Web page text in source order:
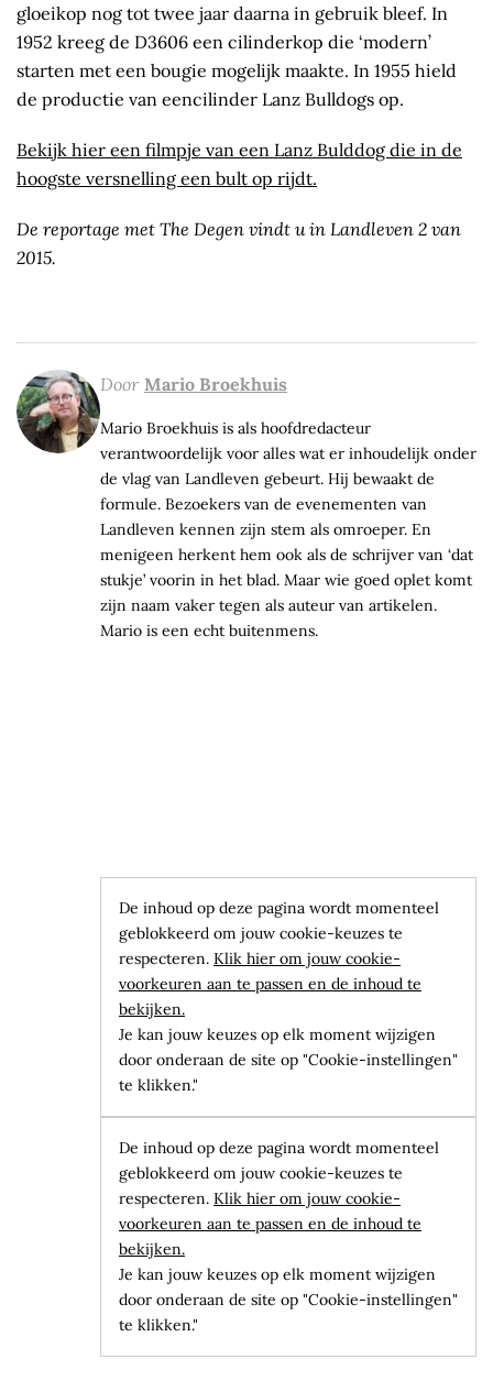
gloeikop nog tot twee jaar daarna in gebruik bleef. In
1952 kreeg de D3606 een cilinderkop die ‘modern’
starten met een bougie mogelijk maakte. In 1955 hield
de productie van eencilinder Lanz Bulldogs op.
Bekijk hier een filmpje van een Lanz Bulddog die in de
hoogste versnelling een bult op rijdt.
De reportage met The Degen vindt u in Landleven 2 van
2015.
Door Mario Broekhuis
Mario Broekhuis is als hoofdredacteur
verantwoordelijk voor alles wat er inhoudelijk onder
de vlag van Landleven gebeurt. Hij bewaakt de
formule. Bezoekers van de evenementen van
Landleven kennen zijn stem als omroeper. En
menigeen herkent hem ook als de schrijver van ‘dat
stukje’ voorin in het blad. Maar wie goed oplet komt
zijn naam vaker tegen als auteur van artikelen.
Mario is een echt buitenmens.
De inhoud op deze pagina wordt momenteel
geblokkeerd om jouw cookie-keuzes te
respecteren. Klik hier om jouw cookie-
voorkeuren aan te passen en de inhoud te
bekijken.
Je kan jouw keuzes op elk moment wijzigen
door onderaan de site op "Cookie-instellingen"
te klikken."
De inhoud op deze pagina wordt momenteel
geblokkeerd om jouw cookie-keuzes te
respecteren. Klik hier om jouw cookie-
voorkeuren aan te passen en de inhoud te
bekijken.
Je kan jouw keuzes op elk moment wijzigen
door onderaan de site op "Cookie-instellingen"
te klikken."